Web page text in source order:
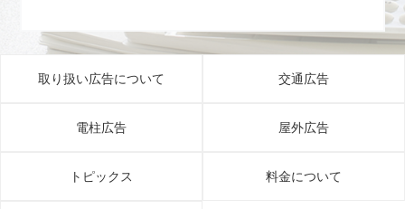
取り扱い広告について 交通広告
電柱広告 屋外広告
トピックス 料金について